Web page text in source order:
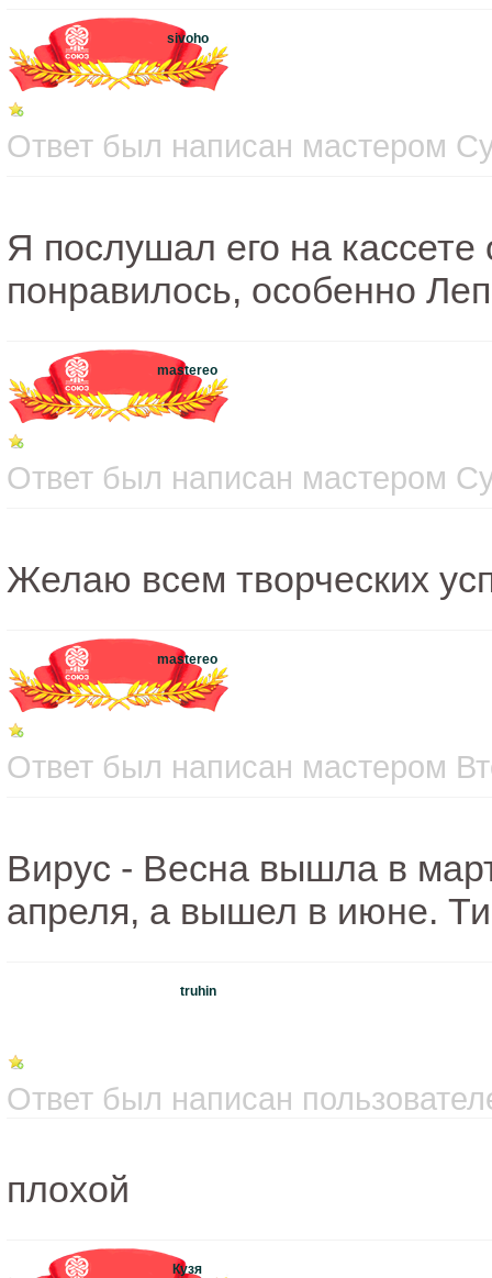
sivoho
Ответ был написан мастером
Я послушал его на
понравилось, особенно
mastereo
Ответ был написан мастером
Желаю всем творческих
mastereo
Ответ был написан мастером
Вирус - Весна вышла в
апреля, а вышел в июне.
truhin
Ответ был написан
плохой
Кузя